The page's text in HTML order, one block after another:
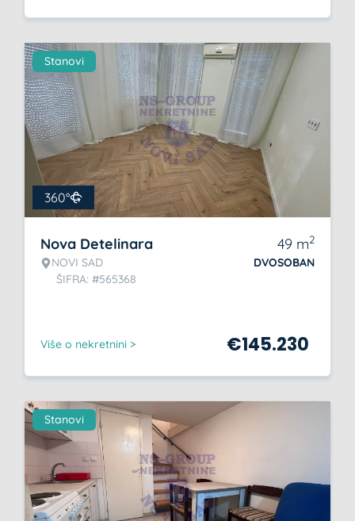
Stanovi
360°
Nova Detelinara
NOVI SAD
ŠIFRA: #565368
49 m2
DVOSOBAN
Više o nekretnini > €145.230
Stanovi